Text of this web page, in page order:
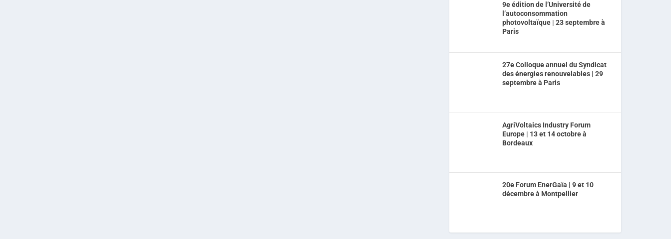
9e édition de l’Université de
l’autoconsommation
photovoltaïque | 23 septembre à
Paris
27e Colloque annuel du Syndicat
des énergies renouvelables | 29
septembre à Paris
AgriVoltaics Industry Forum
Europe | 13 et 14 octobre à
Bordeaux
20e Forum EnerGaïa | 9 et 10
décembre à Montpellier